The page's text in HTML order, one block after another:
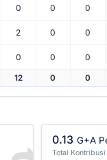
0 0 0
2 0 0
0 0 0
12 0 0
0.13 G+A
Total